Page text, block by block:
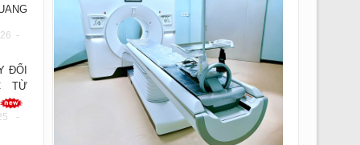
-
ĐỔI
TỪ
-